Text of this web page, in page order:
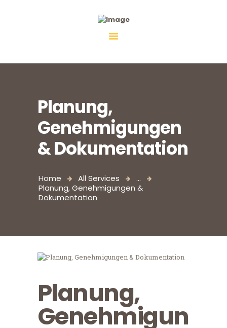
Planung,
Genehmigungen
& Dokumentation
Home All Services
...
Planung, Genehmigungen &
Dokumentation
Fiebco-Group
All services in one place
Planung,
Genehmigun